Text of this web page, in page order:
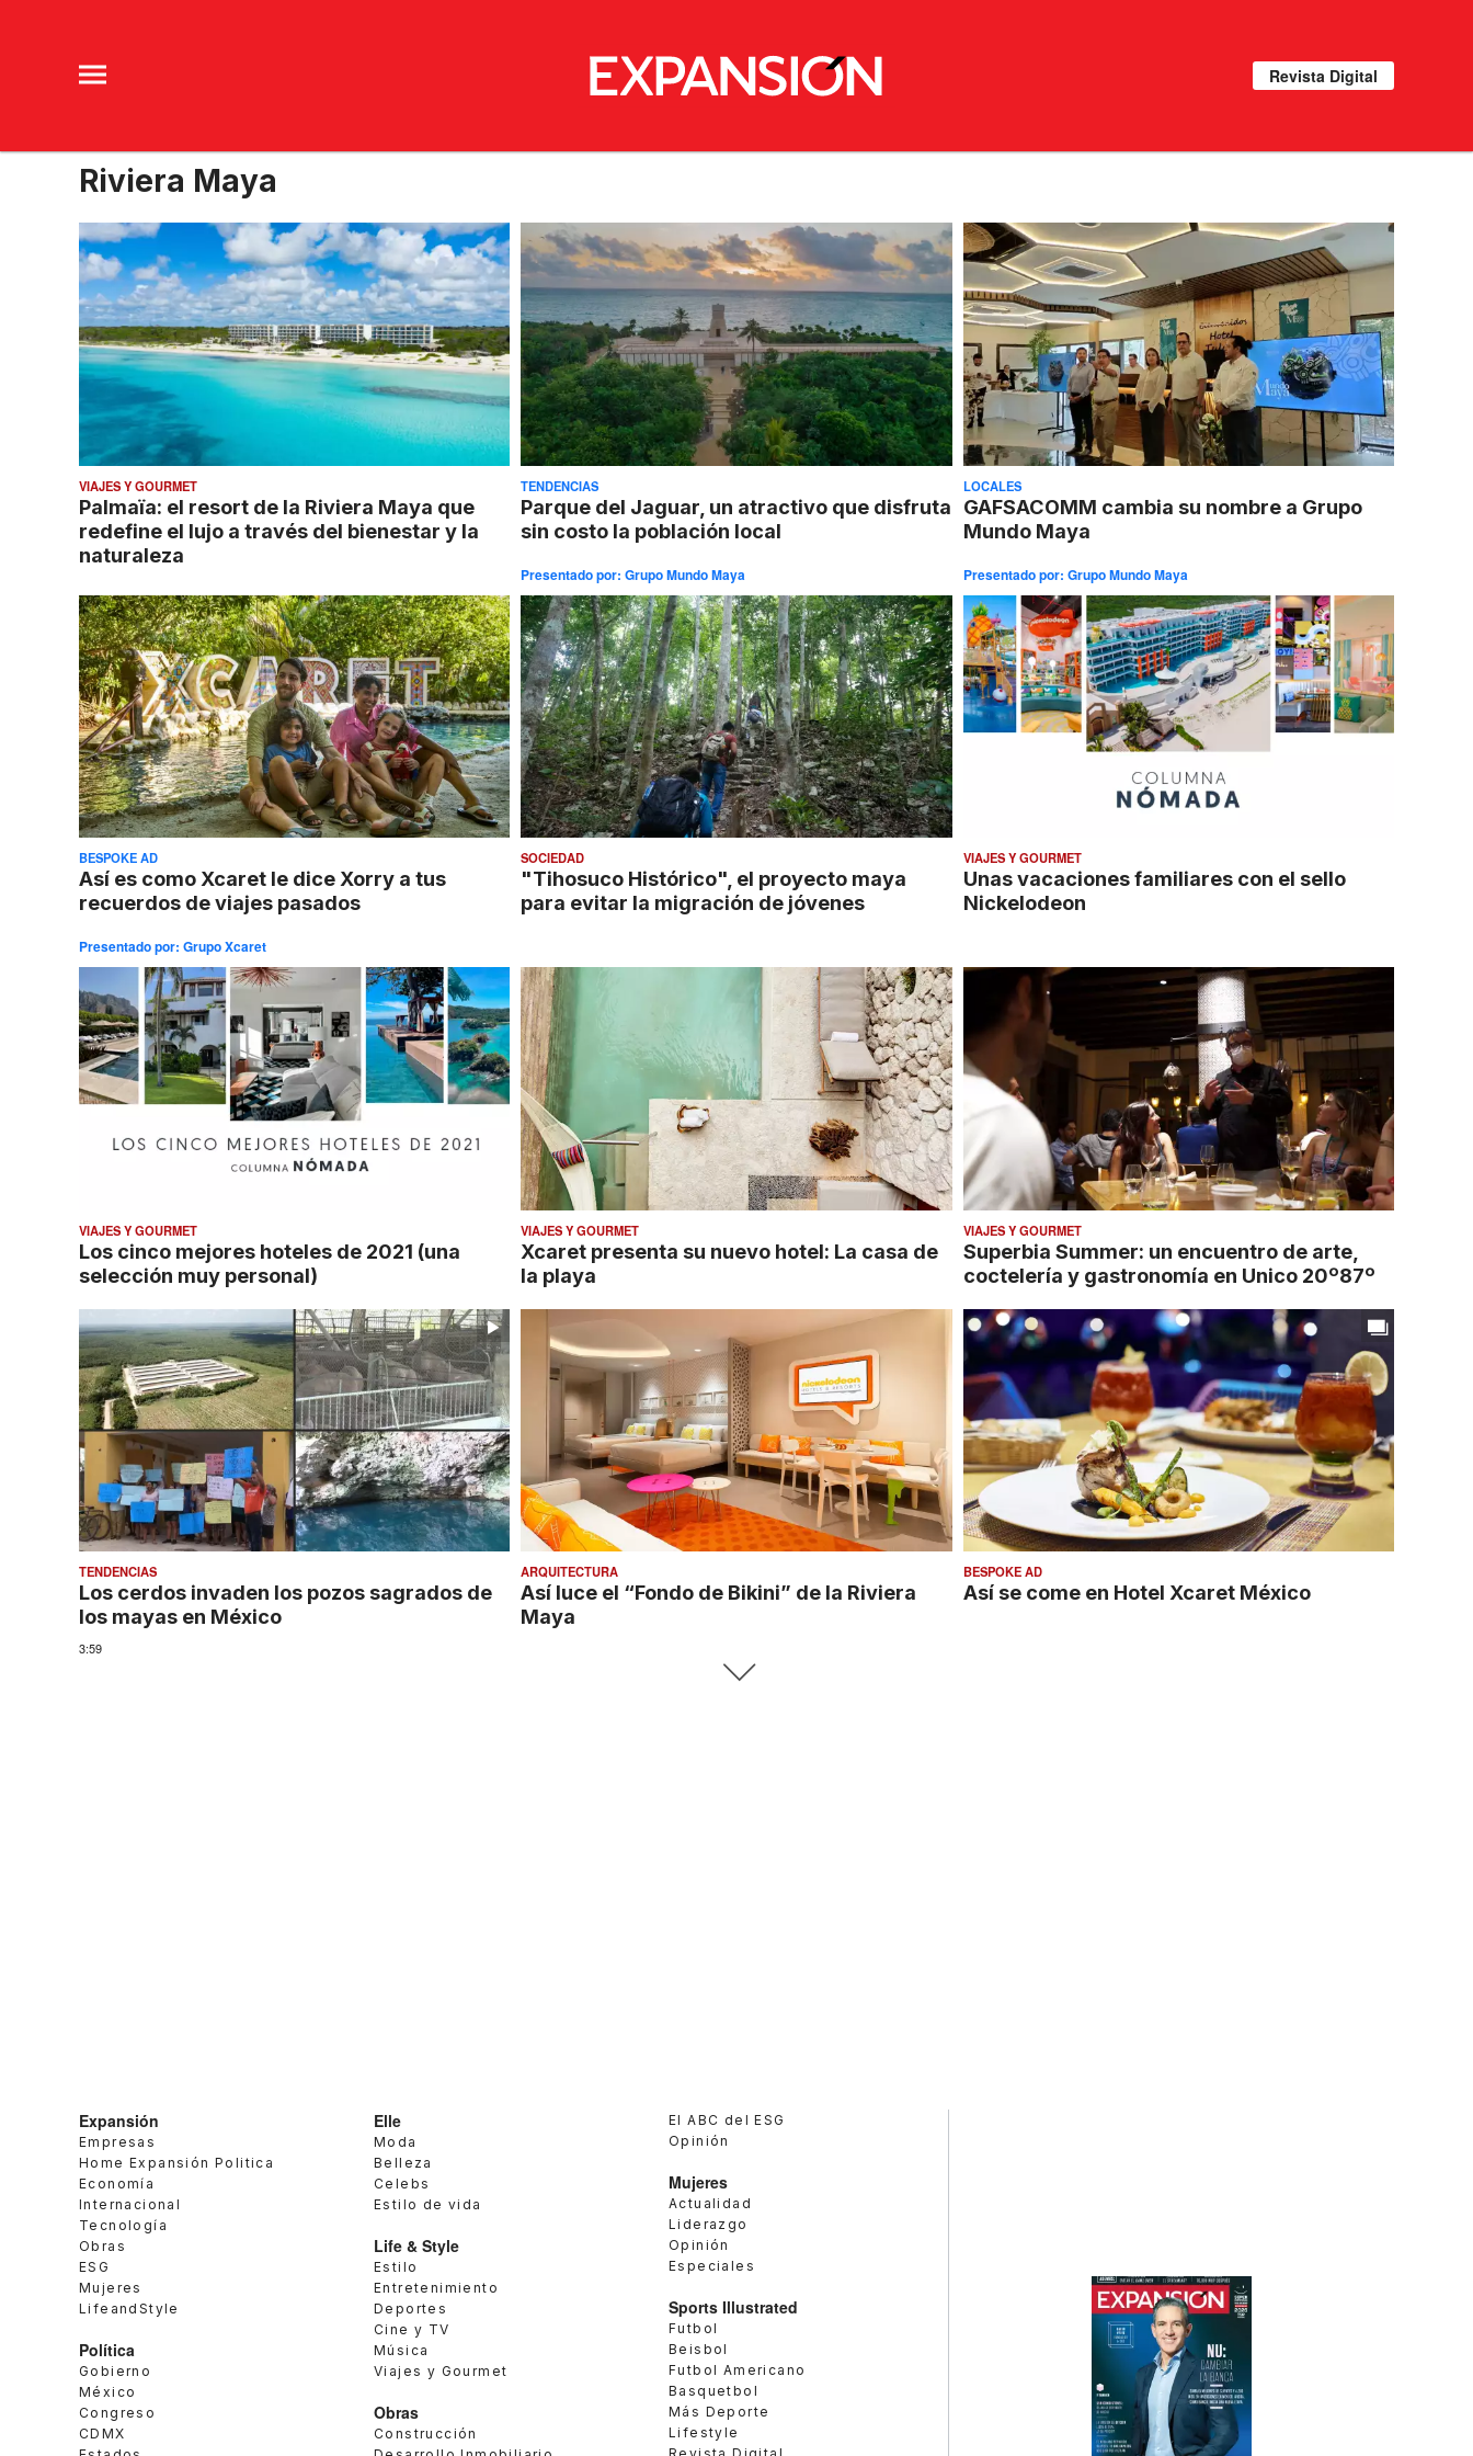
Revista Digital
Riviera Maya
VIAJES Y GOURMET
Palmaïa: el resort de la Riviera Maya que
redefine el lujo a través del bienestar y la
naturaleza
TENDENCIAS
Parque del Jaguar, un atractivo que disfruta
sin costo la población local
Presentado por:Grupo Mundo Maya
LOCALES
GAFSACOMM cambia su nombre a Grupo
Mundo Maya
Presentado por: Grupo Mundo Maya
BESPOKE AD
Así es como Xcaret le dice Xorry a tus
recuerdos de viajes pasados
Presentado por: Grupo Xcaret
SOCIEDAD
"Tihosuco Histórico", el proyecto maya
para evitar la migración de jóvenes
VIAJES Y GOURMET
Unas vacaciones familiares con el sello
Nickelodeon
VIAJES Y GOURMET
Los cinco mejores hoteles de 2021 (una
selección muy personal)
VIAJES Y GOURMET
Xcaret presenta su nuevo hotel: La casa de
la playa
VIAJES Y GOURMET
Superbia Summer: un encuentro de arte,
coctelería y gastronomía en Unico 20º87º
TENDENCIAS
Los cerdos invaden los pozos sagrados de
los mayas en México
3:59
ARQUITECTURA
Así luce el “Fondo de Bikini” de la Riviera
Maya
BESPOKE AD
Así se come en Hotel Xcaret México
Expansión
Empresas
Home Expansión Politica
Economía
Internacional
Tecnología
Obras
ESG
Mujeres
LifeandStyle
Política
Gobierno
México
Congreso
CDMX
Elle
Moda
Belleza
Celebs
Estilo de vida
Life & Style
Estilo
Entretenimiento
Deportes
Cine y TV
Música
Viajes y Gourmet
Obras
Construcción
El ABC del ESG
Opinión
Mujeres
Actualidad
Liderazgo
Opinión
Especiales
Sports Illustrated
Futbol
Beisbol
Futbol Americano
Basquetbol
Más Deporte
Lifestyle